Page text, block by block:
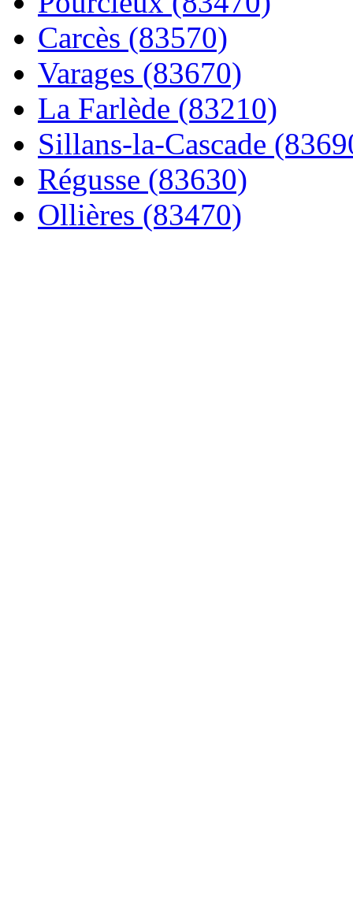
Carcès (83570)
Varages (83670)
La Farlède (83210)
Sillans-la-Cascade
Régusse (83630)
Ollières (83470)